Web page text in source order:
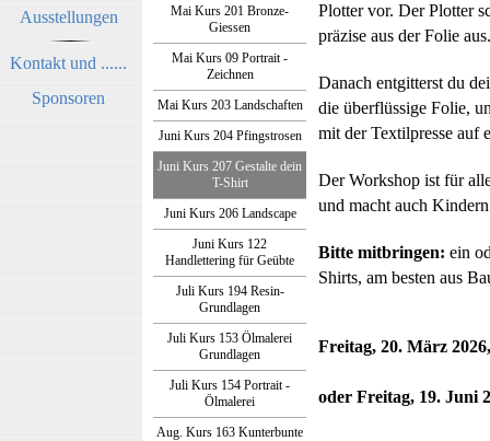
Ausstellungen
Kontakt und ......
Sponsoren
Mai Kurs 201 Bronze-
Giessen
Mai Kurs 09 Portrait -
Zeichnen
Mai Kurs 203 Landschaften
Juni Kurs 204 Pfingstrosen
Juni Kurs 207 Gestalte dein
T-Shirt
Juni Kurs 206 Landscape
Juni Kurs 122
Handlettering für Geübte
Juli Kurs 194 Resin-
Grundlagen
Juli Kurs 153 Ölmalerei
Grundlagen
Juli Kurs 154 Portrait -
Ölmalerei
Aug. Kurs 163 Kunterbunte
Plotter vor. Der Plotter
präzise aus der Folie aus.
Danach entgitterst du
die überflüssige Folie,
mit der Textilpresse auf
Der Workshop ist für
und macht auch
Bitte mitbringen: ein
Shirts, am besten aus
Freitag, 20. März
oder Freitag, 19. Juni